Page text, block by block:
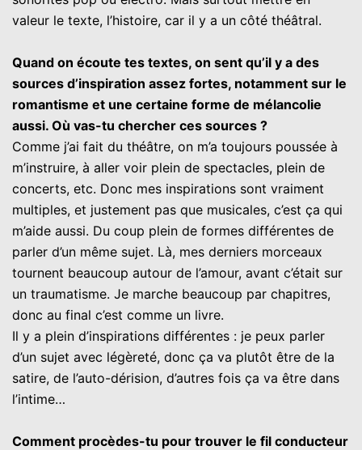
valeur le texte, l’histoire, car il y a un côté théâtral.
Quand on écoute tes textes, on sent qu’il y a des
sources d’inspiration assez fortes, notamment sur le
romantisme et une certaine forme de mélancolie
aussi. Où vas-tu chercher ces sources ?
Comme j’ai fait du théâtre, on m’a toujours poussée à
m’instruire, à aller voir plein de spectacles, plein de
concerts, etc. Donc mes inspirations sont vraiment
multiples, et justement pas que musicales, c’est ça qui
m’aide aussi. Du coup plein de formes différentes de
parler d’un même sujet. Là, mes derniers morceaux
tournent beaucoup autour de l’amour, avant c’était sur
un traumatisme. Je marche beaucoup par chapitres,
donc au final c’est comme un livre.
Il y a plein d’inspirations différentes : je peux parler
d’un sujet avec légèreté, donc ça va plutôt être de la
satire, de l’auto-dérision, d’autres fois ça va être dans
l’intime…
Comment procèdes-tu pour trouver le fil conducteur